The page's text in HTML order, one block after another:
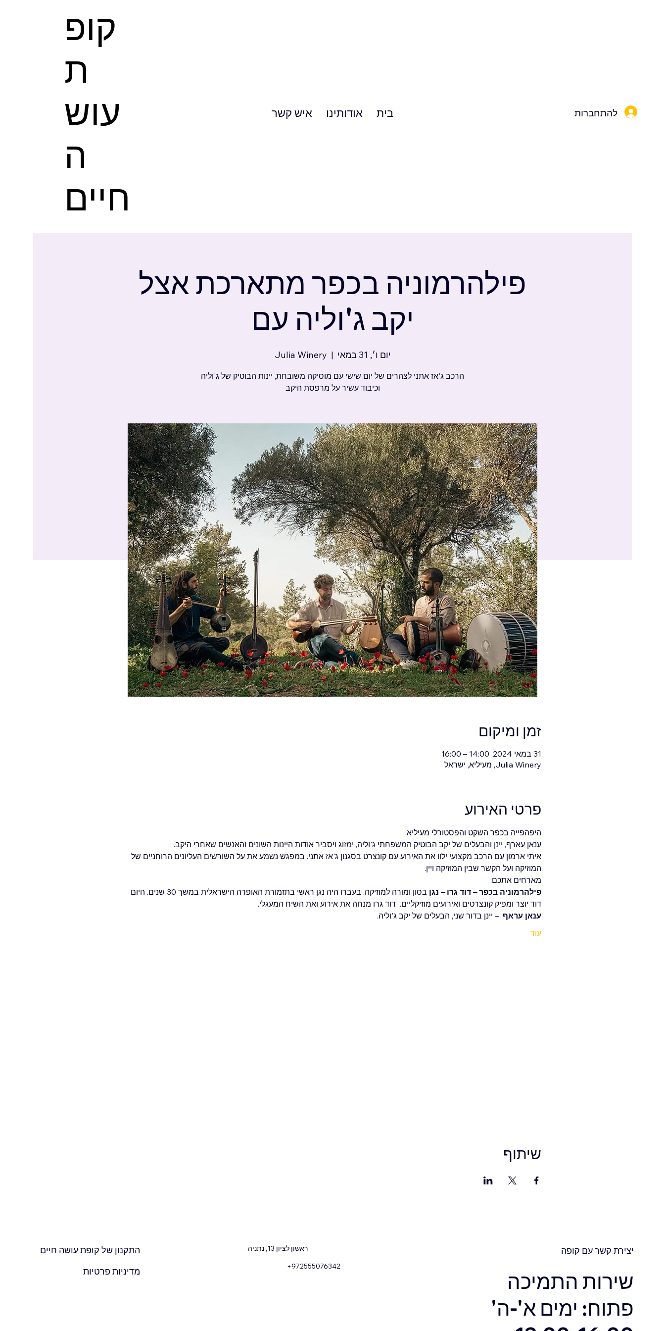
קופ
עוש
ה
חיים
בית אודותינו איש קשר להתחברות
פילהרמוניה בכפר מתארכת אצל
יקב ג'וליה עם
יום ו׳, 31 במאי
  |
Julia Winery
הרכב ג'אז אתני לצהרים של יום שישי עם מוסיקה משובחת, יינות הבוטיק של ג'וליה
וכיבוד עשיר על מרפסת היקב
זמן ומיקום
31 במאי 2024, 14:00 – 16:00
Julia Winery, מעיליא, ישראל
פרטי האירוע
היפהפייה בכפר השקט והפסטורלי מעיליא.
ענאן עארף, יינן והבעלים של יקב הבוטיק המשפחתי ג'וליה, ימזוג ויסביר אודות היינות השונים והאנשים שאחרי היקב.
איתי ארמון עם הרכב מקצועי ילוו את האירוע עם קונצרט בסגנון ג'אז אתני. במפגש נשמע את על השורשים העליונים הרוחניים של
המוזיקה ועל הקשר שבין המוזיקה ויין.
מארחים אתכם:
פילהרמוניה בכפר – דוד גרו – נגן
בסון ומורה למוזיקה. בעברו היה נגן ראשי בתזמורת האופרה הישראלית במשך 30 שנים. היום
דוד יוצר ומפיק קונצרטים ואירועים מוזיקליים.  דוד גרו מנחה את אירוע ואת השיח המעגלי.
ענאן עראף – יינן בדור שני, הבעלים של יקב ג'וליה.
עוד
שיתוף
התקנון של קופת עושה חיים
מדיניות פרטיות
ראשון לציון 13, נתניה
+972555076342
יצירת קשר עם קופה
שירות התמיכה
פתוח: ימים א'-ה'